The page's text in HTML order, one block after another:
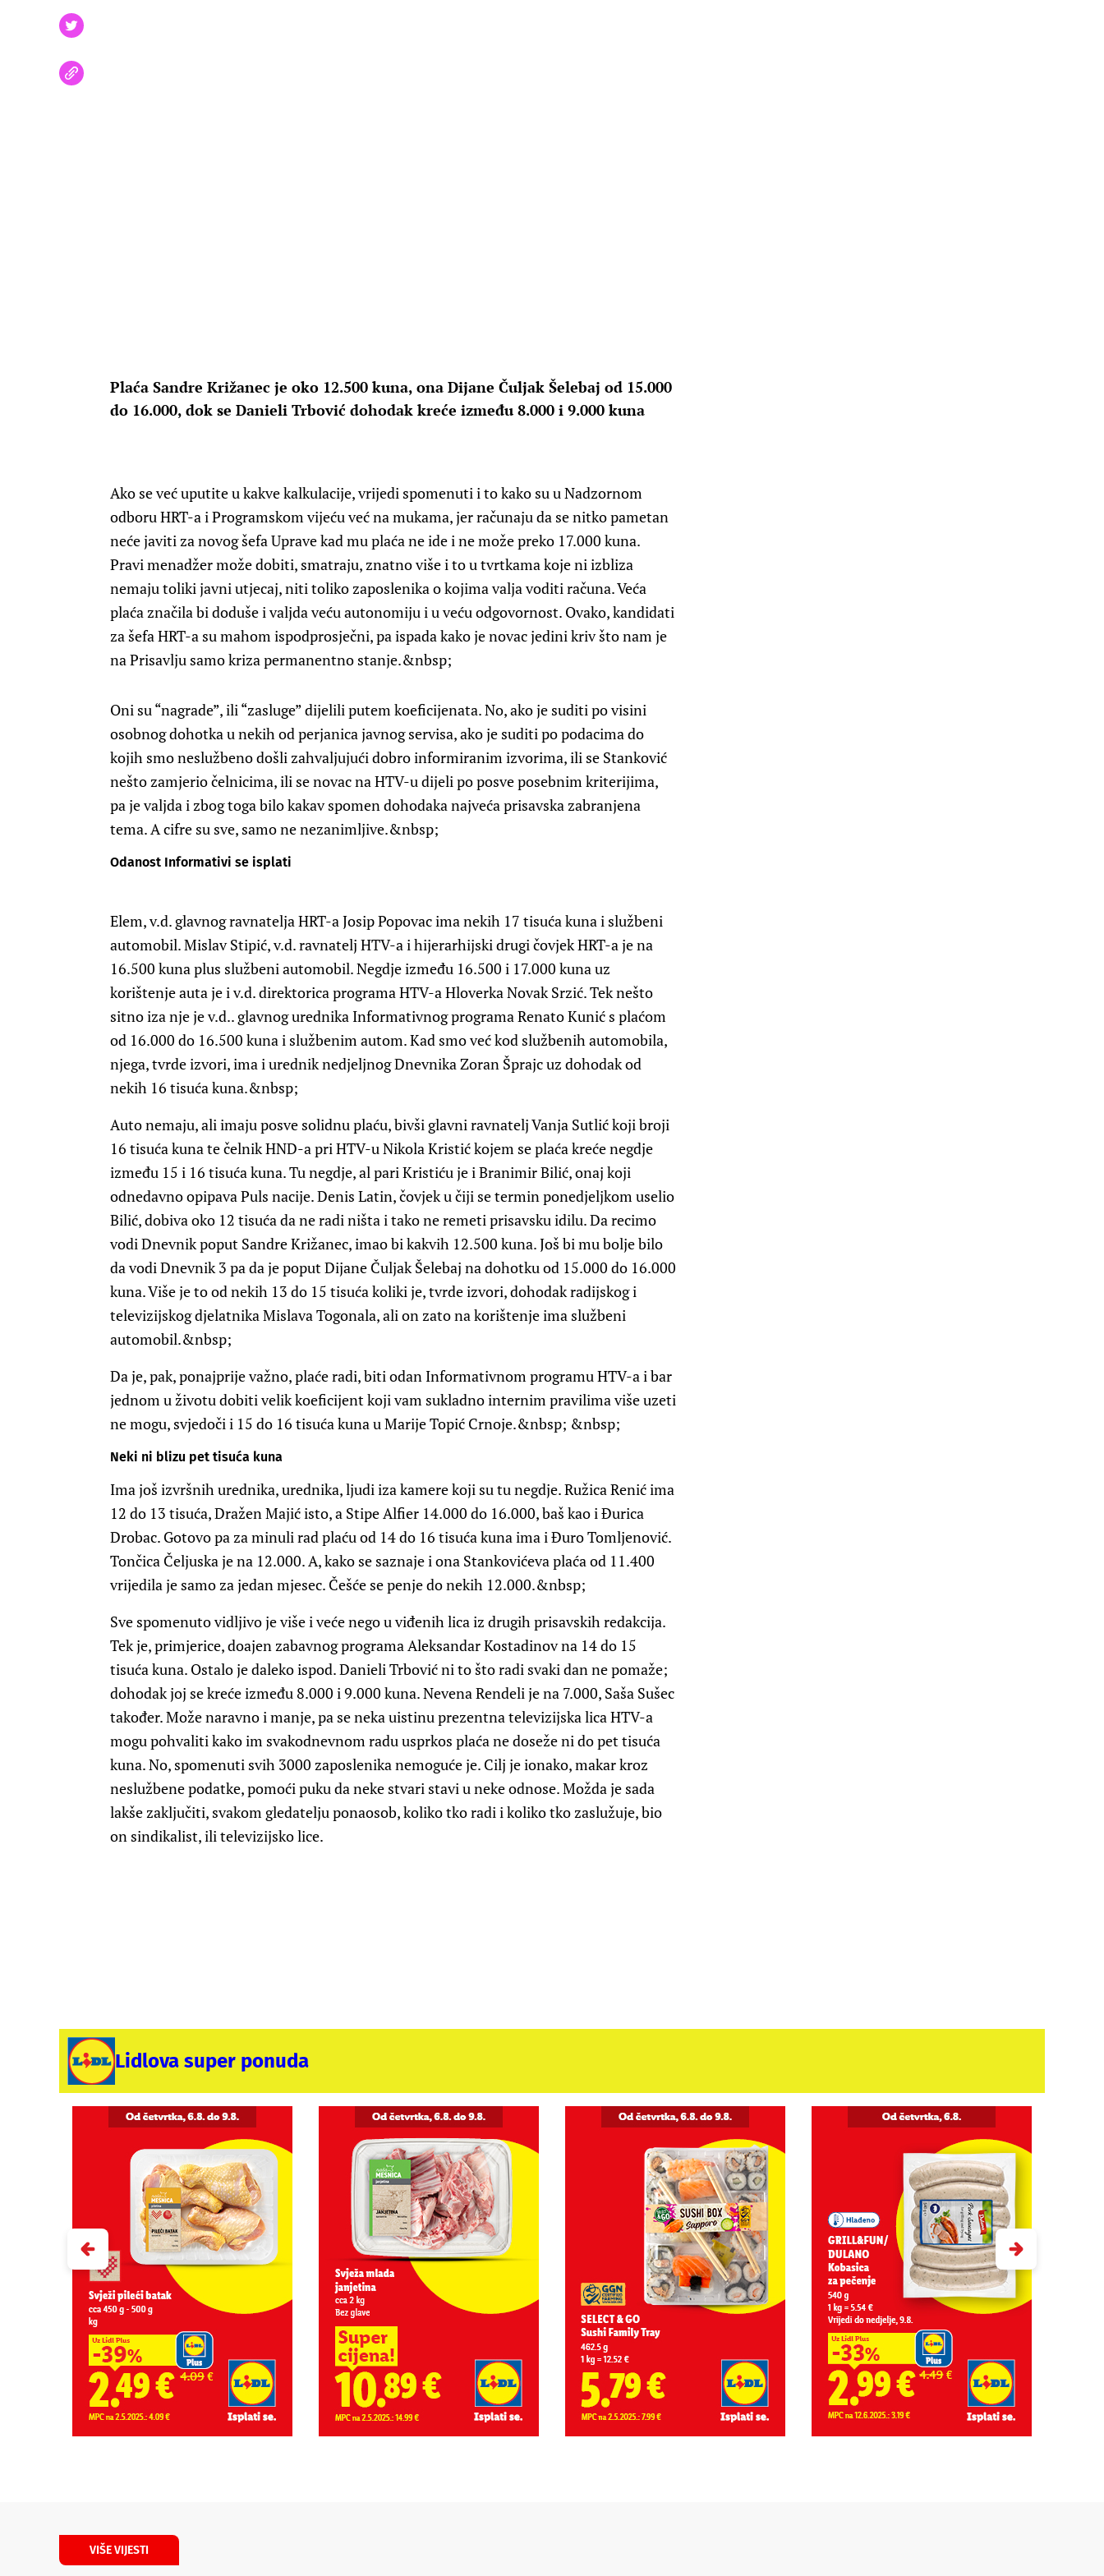
Plaća Sandre Križanec je oko 12.500 kuna, ona Dijane Čuljak Šelebaj od 15.000
do 16.000, dok se Danieli Trbović dohodak kreće između 8.000 i 9.000 kuna
Ako se već uputite u kakve kalkulacije, vrijedi spomenuti i to kako su u Nadzornom
odboru HRT-a i Programskom vijeću već na mukama, jer računaju da se nitko pametan
neće javiti za novog šefa Uprave kad mu plaća ne ide i ne može preko 17.000 kuna.
Pravi menadžer može dobiti, smatraju, znatno više i to u tvrtkama koje ni izbliza
nemaju toliki javni utjecaj, niti toliko zaposlenika o kojima valja voditi računa. Veća
plaća značila bi doduše i valjda veću autonomiju i u veću odgovornost. Ovako, kandidati
za šefa HRT-a su mahom ispodprosječni, pa ispada kako je novac jedini kriv što nam je
na Prisavlju samo kriza permanentno stanje.&nbsp;
Oni su “nagrade”, ili “zasluge” dijelili putem koeficijenata. No, ako je suditi po visini
osobnog dohotka u nekih od perjanica javnog servisa, ako je suditi po podacima do
kojih smo neslužbeno došli zahvaljujući dobro informiranim izvorima, ili se Stanković
nešto zamjerio čelnicima, ili se novac na HTV-u dijeli po posve posebnim kriterijima,
pa je valjda i zbog toga bilo kakav spomen dohodaka najveća prisavska zabranjena
tema. A cifre su sve, samo ne nezanimljive.&nbsp;
Odanost Informativi se isplati
Elem, v.d. glavnog ravnatelja HRT-aJosip Popovacima nekih 17 tisuća kuna i službeni
automobil.Mislav Stipić,v.d. ravnatelj HTV-a i hijerarhijski drugi čovjek HRT-a je na
16.500 kuna plus službeni automobil. Negdje između 16.500 i 17.000 kuna uz
korištenje auta je i v.d. direktorica programa HTV-aHloverka Novak Srzić. Tek nešto
sitno iza nje je v.d.. glavnog urednika Informativnog programaRenato Kunić s plaćom
od 16.000 do 16.500 kuna i službenim autom. Kad smo već kod službenih automobila,
njega, tvrde izvori, ima i urednik nedjeljnog DnevnikaZoran Šprajcuz dohodak od
nekih 16 tisuća kuna.&nbsp;
Auto nemaju, ali imaju posve solidnu plaću, bivši glavni ravnatelj Vanja Sutlić koji broji
16 tisuća kuna te čelnik HND-a pri HTV-uNikola Kristićkojem se plaća kreće negdje
između 15 i 16 tisuća kuna. Tu negdje, al pari Kristiću je iBranimir Bilić, onaj koji
odnedavno opipava Puls nacije.Denis Latin, čovjek u čiji se termin ponedjeljkom uselio
Bilić, dobiva oko 12 tisuća da ne radi ništa i tako ne remeti prisavsku idilu. Da recimo
vodi Dnevnik poput Sandre Križanec, imao bi kakvih 12.500 kuna. Još bi mu bolje bilo
da vodi Dnevnik 3 pa da je poputDijane Čuljak Šelebaj na dohotku od 15.000 do 16.000
kuna. Više je to od nekih 13 do 15 tisuća koliki je, tvrde izvori, dohodak radijskog i
televizijskog djelatnikaMislava Togonala, ali on zato na korištenje ima službeni
automobil.&nbsp;
Da je, pak, ponajprije važno, plaće radi, biti odan Informativnom programu HTV-a i bar
jednom u životu dobiti velik koeficijent koji vam sukladno internim pravilima više uzeti
ne mogu, svjedoči i 15 do 16 tisuća kuna uMarije Topić Crnoje.&nbsp; &nbsp;
Neki ni blizu pet tisuća kuna
Ima još izvršnih urednika, urednika, ljudi iza kamere koji su tu negdje.Ružica Renićima
12 do 13 tisuća,Dražen Majićisto, a Stipe Alfier 14.000 do 16.000, baš kao iĐurica
Drobac. Gotovo pa za minuli rad plaću od 14 do 16 tisuća kuna ima iĐuro Tomljenović.
Tončica Čeljuskaje na 12.000. A, kako se saznaje i ona Stankovićeva plaća od 11.400
vrijedila je samo za jedan mjesec. Češće se penje do nekih 12.000.&nbsp;
Sve spomenuto vidljivo je više i veće nego u viđenih lica iz drugih prisavskih redakcija.
Tek je, primjerice, doajen zabavnog programaAleksandar Kostadinovna 14 do 15
tisuća kuna. Ostalo je daleko ispod.Danieli Trbovićni to što radi svaki dan ne pomaže;
dohodak joj se kreće između 8.000 i 9.000 kuna.Nevena Rendelije na 7.000, Saša Sušec
također. Može naravno i manje, pa se neka uistinu prezentna televizijska lica HTV-a
mogu pohvaliti kako im svakodnevnom radu usprkos plaća ne doseže ni do pet tisuća
kuna. No, spomenuti svih 3000 zaposlenika nemoguće je. Cilj je ionako, makar kroz
neslužbene podatke, pomoći puku da neke stvari stavi u neke odnose. Možda je sada
lakše zaključiti, svakom gledatelju ponaosob, koliko tko radi i koliko tko zaslužuje, bio
on sindikalist, ili televizijsko lice.
Lidlova super ponuda
VIŠE VIJESTI